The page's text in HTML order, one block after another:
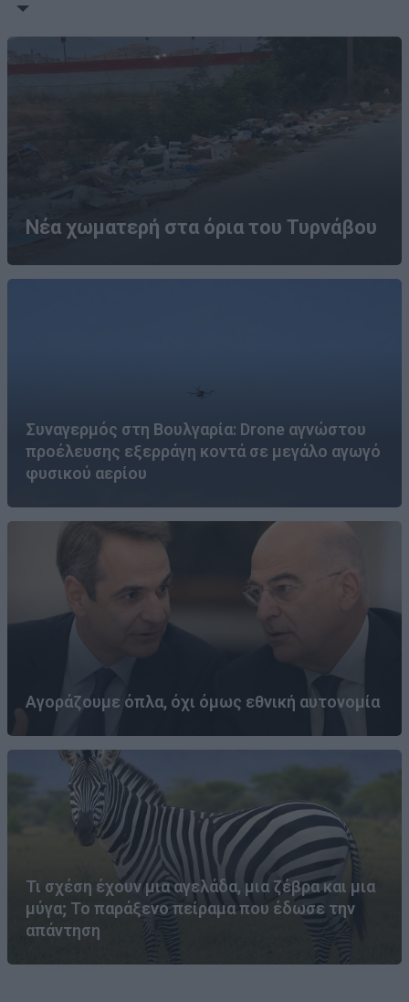
Νέα χωματερή στα όρια του Τυρνάβου
Συναγερμός στη Βουλγαρία: Drone αγνώστου
προέλευσης εξερράγη κοντά σε μεγάλο αγωγό
φυσικού αερίου
Αγοράζουμε όπλα, όχι όμως εθνική αυτονομία
Τι σχέση έχουν μια αγελάδα, μια ζέβρα και μια
μύγα; Το παράξενο πείραμα που έδωσε την
απάντηση